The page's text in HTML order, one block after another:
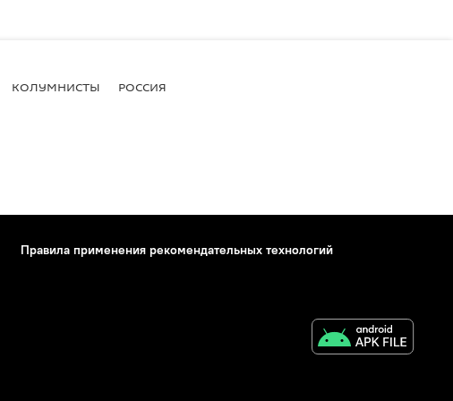
КОЛУМНИСТЫ РОССИЯ
Правила применения рекомендательных технологий